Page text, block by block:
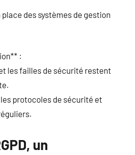
des systèmes de gestion
:
les failles de sécurité restent
protocoles de sécurité et
un